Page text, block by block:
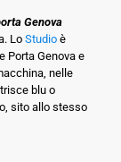
Genova
LoStudioè
Porta Genova e
nelle
blu o
sito allo stesso